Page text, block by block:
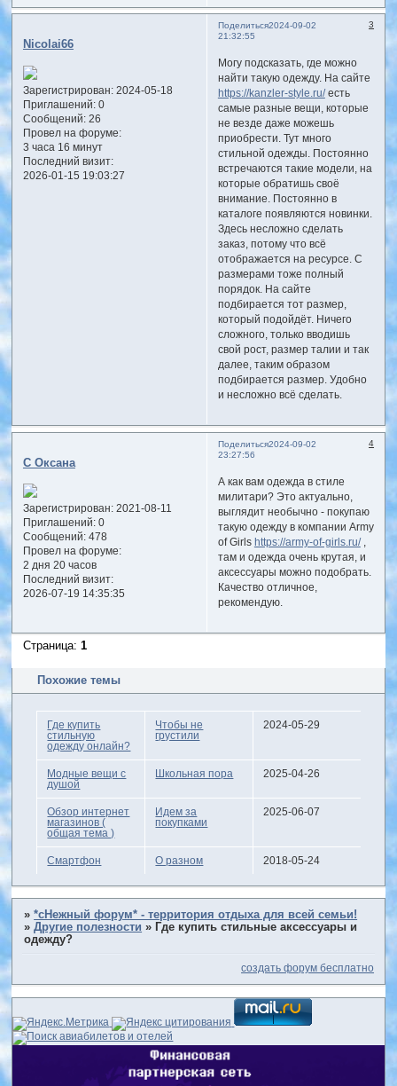
Поделиться 3
2024-09-02
21:32:55
Nicolai66
Зарегистрирован: 2024-05-18
Приглашений:0
Сообщений:26
Провел на форуме:
3 часа 16 минут
Последний визит:
2026-01-15 19:03:27
Могу подсказать, где можно
найти такую одежду. На сайте
https://kanzler-style.ru/есть
самые разные вещи, которые
не везде даже можешь
приобрести. Тут много
стильной одежды. Постоянно
встречаются такие модели, на
которые обратишь своё
внимание. Постоянно в
каталоге появляются новинки.
Здесь несложно сделать
заказ, потому что всё
отображается на ресурсе. С
размерами тоже полный
порядок. На сайте
подбирается тот размер,
который подойдёт. Ничего
сложного, только вводишь
свой рост, размер талии и так
далее, таким образом
подбирается размер. Удобно
и несложно всё сделать.
Поделиться 4
2024-09-02
23:27:56
С Оксана
Зарегистрирован: 2021-08-11
Приглашений:0
Сообщений:478
Провел на форуме:
2 дня 20 часов
Последний визит:
2026-07-19 14:35:35
А как вам одежда в стиле
милитари? Это актуально,
выглядит необычно - покупаю
такую одежду в компании Army
of Girls https://army-of-girls.ru/,
там и одежда очень крутая, и
аксессуары можно подобрать.
Качество отличное,
рекомендую.
Страница:1
Похожие темы
Где купить
стильную
одежду онлайн?
Чтобы не
грустили
2024-05-29
Модные вещи с
душой
Школьная пора 2025-04-26
Обзор интернет
магазинов (
общая тема )
Идем за
покупками
2025-06-07
Смартфон О разном 2018-05-24
»*сНежный форум* - территория отдыха для всей семьи!
»Другие полезности » Где купить стильные аксессуары и
одежду?
создать форум бесплатно